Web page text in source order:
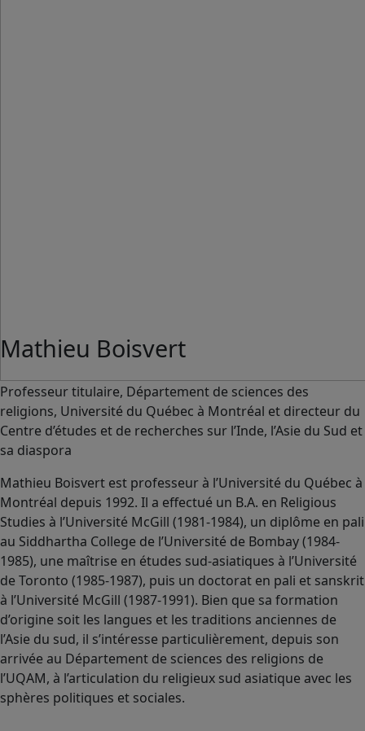
Mathieu Boisvert
Professeur titulaire, Département de sciences des
religions, Université du Québec à Montréal et directeur du
Centre d’études et de recherches sur l’Inde, l’Asie du Sud et
sa diaspora
Mathieu Boisvert est professeur à l’Université du Québec à
Montréal depuis 1992. Il a effectué un B.A. en Religious
Studies à l’Université McGill (1981-1984), un diplôme en pali
au Siddhartha College de l’Université de Bombay (1984-
1985), une maîtrise en études sud-asiatiques à l’Université
de Toronto (1985-1987), puis un doctorat en pali et sanskrit
à l’Université McGill (1987-1991). Bien que sa formation
d’origine soit les langues et les traditions anciennes de
l’Asie du sud, il s’intéresse particulièrement, depuis son
arrivée au Département de sciences des religions de
l’UQAM, à l’articulation du religieux sud asiatique avec les
sphères politiques et sociales.